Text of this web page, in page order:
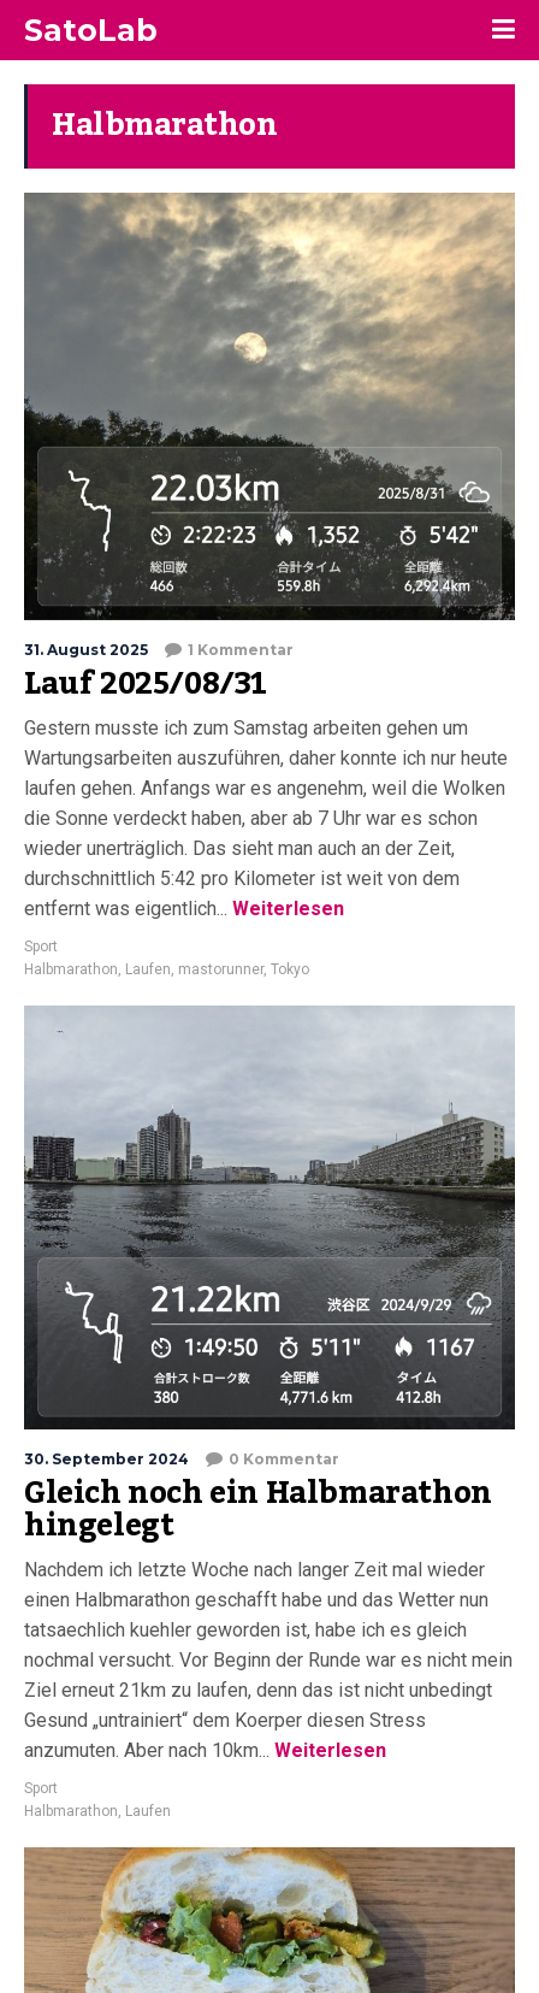
SatoLab
Halbmarathon
31. August 2025 1 Kommentar
Lauf 2025/08/31
Gestern musste ich zum Samstag arbeiten gehen um
Wartungsarbeiten auszuführen, daher konnte ich nur heute
laufen gehen. Anfangs war es angenehm, weil die Wolken
die Sonne verdeckt haben, aber ab 7 Uhr war es schon
wieder unerträglich. Das sieht man auch an der Zeit,
durchschnittlich 5:42 pro Kilometer ist weit von dem
entfernt was eigentlich... Weiterlesen
Sport
Halbmarathon, Laufen, mastorunner, Tokyo
30. September 2024 0 Kommentar
Gleich noch ein Halbmarathon
hingelegt
Nachdem ich letzte Woche nach langer Zeit mal wieder
einen Halbmarathon geschafft habe und das Wetter nun
tatsaechlich kuehler geworden ist, habe ich es gleich
nochmal versucht. Vor Beginn der Runde war es nicht mein
Ziel erneut 21km zu laufen, denn das ist nicht unbedingt
Gesund „untrainiert“ dem Koerper diesen Stress
anzumuten. Aber nach 10km... Weiterlesen
Sport
Halbmarathon, Laufen